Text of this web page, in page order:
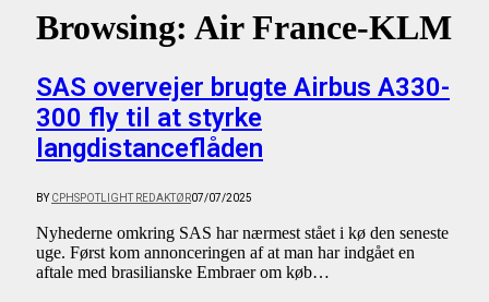
Browsing: Air France-KLM
SAS overvejer brugte Airbus A330-
300 fly til at styrke
langdistanceflåden
BY CPHSPOTLIGHT REDAKTØR07/07/2025
Nyhederne omkring SAS har nærmest stået i kø den seneste
uge. Først kom annonceringen af at man har indgået en
aftale med brasilianske Embraer om køb…